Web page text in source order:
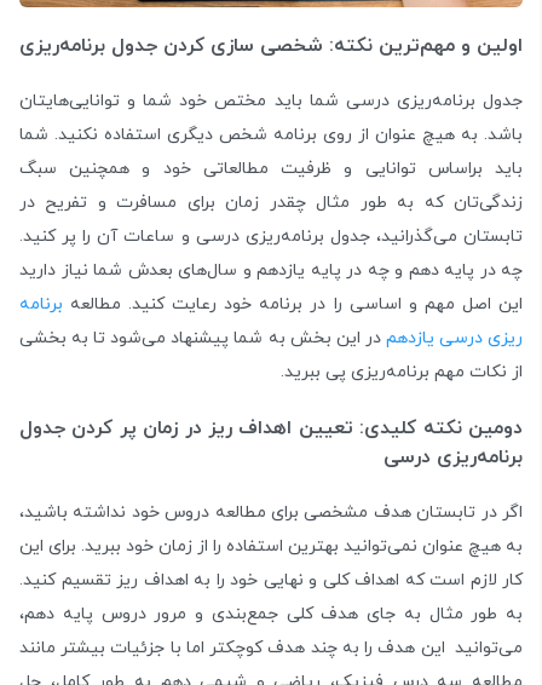
اولین و مهم‌ترین نکته: شخصی سازی کردن جدول برنامه‌ریزی
جدول برنامه‌ریزی درسی شما باید مختص خود شما و توانایی‌هایتان
باشد. به هیچ عنوان از روی برنامه شخص دیگری استفاده نکنید. شما
باید براساس توانایی و ظرفیت مطالعاتی خود و همچنین سبگ
زندگی‌تان که به طور مثال چقدر زمان برای مسافرت و تفریح در
تابستان می‌گذرانید، جدول برنامه‌ریزی درسی و ساعات آن را پر کنید.
چه در پایه دهم و چه در پایه یازدهم و سال‌های بعدش شما نیاز دارید
این اصل مهم و اساسی را در برنامه خود رعایت کنید. مطالعه برنامه‌
ریزی درسی یازدهم در این بخش به شما پیشنهاد می‌شود تا به بخشی
از نکات مهم برنامه‌ریزی پی ببرید.
دومین نکته کلیدی: تعیین اهداف ریز در زمان پر کردن جدول
برنامه‌ریزی درسی
اگر در تابستان هدف مشخصی برای مطالعه دروس خود نداشته باشید،
به هیچ عنوان نمی‌توانید بهترین استفاده را از زمان خود ببرید. برای این
کار لازم است که اهداف کلی و نهایی خود را به اهداف ریز تقسیم کنید.
به طور مثال به جای هدف کلی جمع‌بندی و مرور دروس پایه دهم،
می‌توانید این هدف را به چند هدف کوچکتر اما با جزئیات بیشتر مانند